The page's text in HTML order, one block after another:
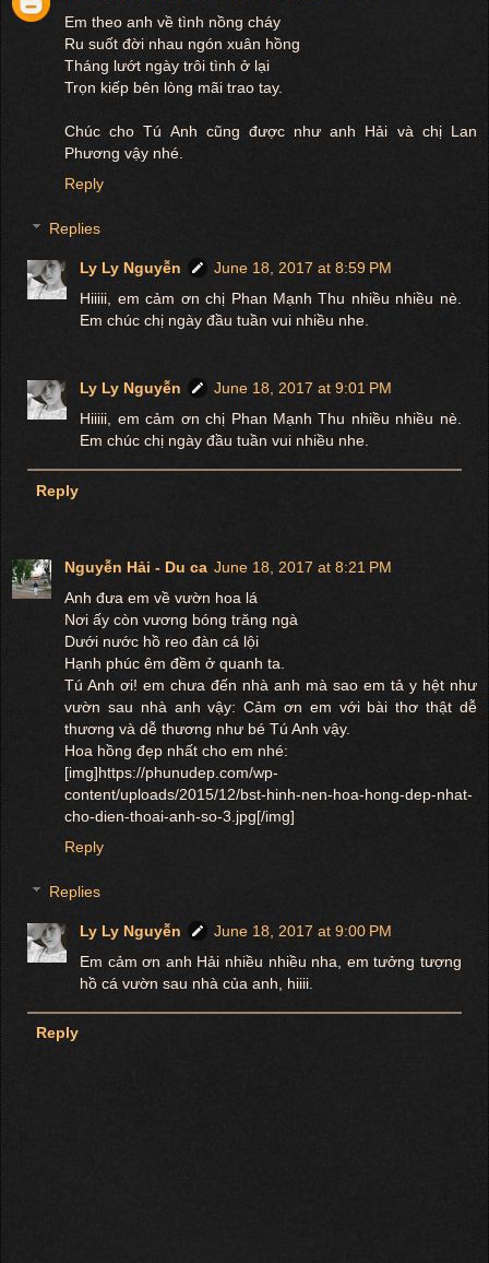
Em theo anh về tình nồng cháy
Ru suốt đời nhau ngón xuân hồng
Tháng lướt ngày trôi tình ở lại
Trọn kiếp bên lòng mãi trao tay.
Chúc cho Tú Anh cũng được như anh Hải và chị Lan
Phương vậy nhé.
Reply
Replies
Ly Ly Nguyễn
June 18, 2017 at 8:59 PM
Hiiiii, em cảm ơn chị Phan Mạnh Thu nhiều nhiều nè.
Em chúc chị ngày đầu tuần vui nhiều nhe.
Ly Ly Nguyễn
June 18, 2017 at 9:01 PM
Hiiiii, em cảm ơn chị Phan Mạnh Thu nhiều nhiều nè.
Em chúc chị ngày đầu tuần vui nhiều nhe.
Reply
Nguyễn Hải - Du ca June 18, 2017 at 8:21 PM
Anh đưa em về vườn hoa lá
Nơi ấy còn vương bóng trăng ngà
Dưới nước hồ reo đàn cá lội
Hạnh phúc êm đềm ở quanh ta.
Tú Anh ơi! em chưa đến nhà anh mà sao em tả y hệt như
vườn sau nhà anh vậy: Cảm ơn em với bài thơ thật dễ
thương và dễ thương như bé Tú Anh vậy.
Hoa hồng đẹp nhất cho em nhé:
[img]https://phunudep.com/wp-
content/uploads/2015/12/bst-hinh-nen-hoa-hong-dep-nhat-
cho-dien-thoai-anh-so-3.jpg[/img]
Reply
Replies
Ly Ly Nguyễn
June 18, 2017 at 9:00 PM
Em cảm ơn anh Hải nhiều nhiều nha, em tưởng tượng
hồ cá vườn sau nhà của anh, hiiii.
Reply